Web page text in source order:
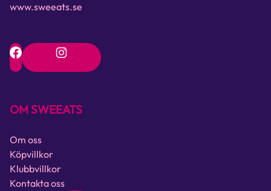
www.sweeats.se
OM SWEEATS
Om oss
Köpvillkor
Klubbvillkor
Kontakta oss